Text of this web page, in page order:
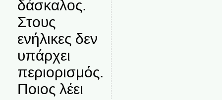
δάσκαλος.
Στους
ενήλικες δεν
υπάρχει
περιορισμός.
Ποιος λέει